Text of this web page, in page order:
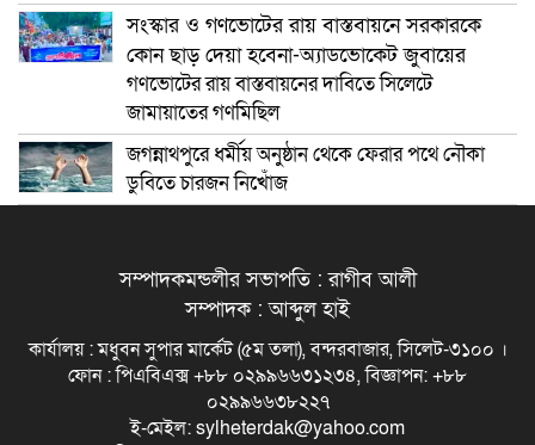
সংস্কার ও গণভোটের রায় বাস্তবায়নে সরকারকে
কোন ছাড় দেয়া হবেনা-অ্যাডভোকেট জুবায়ের
গণভোটের রায় বাস্তবায়নের দাবিতে সিলেটে
জামায়াতের গণমিছিল
জগন্নাথপুরে ধর্মীয় অনুষ্ঠান থেকে ফেরার পথে নৌকা
ডুবিতে চারজন নিখোঁজ
সম্পাদকমন্ডলীর সভাপতি : রাগীব আলী
সম্পাদক : আব্দুল হাই
কার্যালয় : মধুবন সুপার মার্কেট (৫ম তলা), বন্দরবাজার, সিলেট-৩১০০ ।
ফোন : পিএবিএক্স +৮৮ ০২৯৯৬৬৩১২৩৪, বিজ্ঞাপন: +৮৮
০২৯৯৬৬৩৮২২৭
ই-মেইল: sylheterdak@yahoo.com